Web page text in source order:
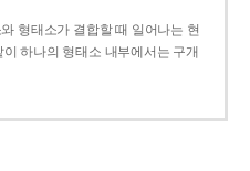
형태소가 결합할 때 일어나는 현
이 하나의 형태소 내부에서는 구개